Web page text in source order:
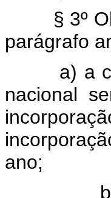
§ 3º
parágrafo
a) a
nacional
ano;
b) o